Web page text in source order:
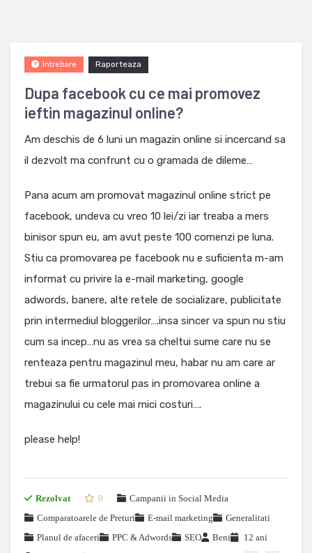
Dupa facebook cu ce mai promovez
ieftin magazinul online?
Raporteaza
Intrebare
Am deschis de 6 luni un magazin online si incercand sa
il dezvolt ma confrunt cu o gramada de dileme…
Pana acum am promovat magazinul online strict pe
facebook, undeva cu vreo 10 lei/zi iar treaba a mers
binisor spun eu, am avut peste 100 comenzi pe luna.
Stiu ca promovarea pe facebook nu e suficienta m-am
informat cu privire la e-mail marketing, google
adwords, banere, alte retele de socializare, publicitate
prin intermediul bloggerilor….insa sincer va spun nu stiu
cum sa incep…nu as vrea sa cheltui sume care nu se
renteaza pentru magazinul meu, habar nu am care ar
trebui sa fie urmatorul pas in promovarea online a
magazinului cu cele mai mici costuri….
please help!
Rezolvat 0
Campanii in Social Media
Comparatoarele de Preturi
E-mail marketing
Generalitati
Planul de afaceri
PPC & Adwords SEO Beni
12 ani